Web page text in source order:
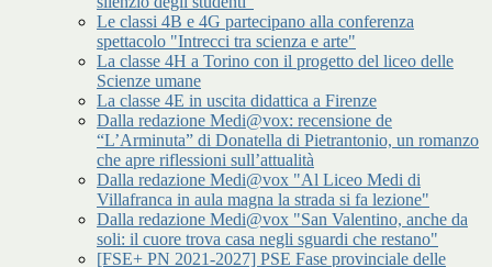
Le classi 4B e 4G partecipano alla conferenza
spettacolo "Intrecci tra scienza e arte"
La classe 4H a Torino con il progetto del liceo delle
Scienze umane
La classe 4E in uscita didattica a Firenze
Dalla redazione Medi@vox: recensione de
“L’Arminuta” di Donatella di Pietrantonio, un romanzo
che apre riflessioni sull’attualità
Dalla redazione Medi@vox "Al Liceo Medi di
Villafranca in aula magna la strada si fa lezione"
Dalla redazione Medi@vox "San Valentino, anche da
soli: il cuore trova casa negli sguardi che restano"
[FSE+ PN 2021-2027] PSE Fase provinciale delle